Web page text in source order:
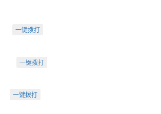
一键拨打
一键拨打
一键拨打